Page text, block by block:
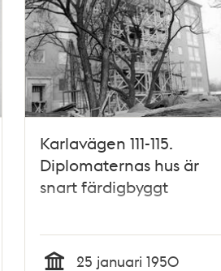
Karlavägen 111-115.
Diplomaternas hus är
snart färdigbyggt
25 januari 1950